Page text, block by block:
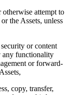
otherwise attempt to
the Assets, unless
or content
any functionality
or forward-
copy, transfer,